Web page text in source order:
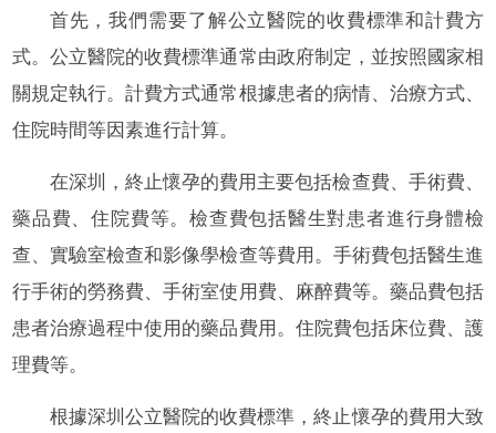
首先，我們需要了解公立醫院的收費標準和計費方
式。公立醫院的收費標準通常由政府制定，並按照國家相
關規定執行。計費方式通常根據患者的病情、治療方式、
住院時間等因素進行計算。
在深圳，終止懷孕的費用主要包括檢查費、手術費、
藥品費、住院費等。檢查費包括醫生對患者進行身體檢
查、實驗室檢查和影像學檢查等費用。手術費包括醫生進
行手術的勞務費、手術室使用費、麻醉費等。藥品費包括
患者治療過程中使用的藥品費用。住院費包括床位費、護
理費等。
根據深圳公立醫院的收費標準，終止懷孕的費用大致